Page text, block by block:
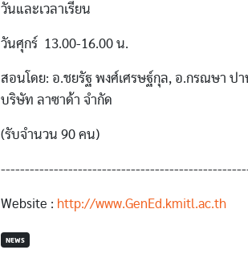
วันและเวลาเรียน
วันศุกร์ 13.00-16.00 น.
สอนโดย: อ.ชยรัฐ พงศ์เศรษฐ์กุล, อ.กรณษา
บริษัท ลาซาด้า จำกัด
(รับจำนวน 90 คน)
Website : http://www.GenEd.kmitl.ac.th
NEWS